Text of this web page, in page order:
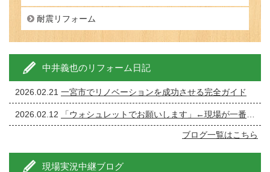
耐震リフォーム
中井義也のリフォーム日記
2026.02.21 一宮市でリノベーションを成功させる完全ガイド
2026.02.12 「ウォシュレットでお願いします」←現場が一番ざわつく一言です。
ブログ一覧はこちら
現場実況中継ブログ